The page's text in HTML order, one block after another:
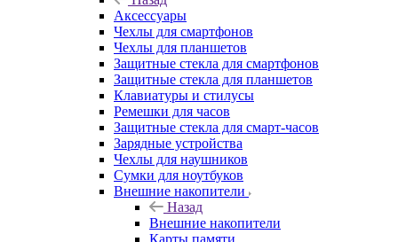
Аксессуары
Чехлы для смартфонов
Чехлы для планшетов
Защитные стекла для смартфонов
Защитные стекла для планшетов
Клавиатуры и стилусы
Ремешки для часов
Защитные стекла для смарт-часов
Зарядные устройства
Чехлы для наушников
Сумки для ноутбуков
Внешние накопители
Назад
Внешние накопители
Карты памяти